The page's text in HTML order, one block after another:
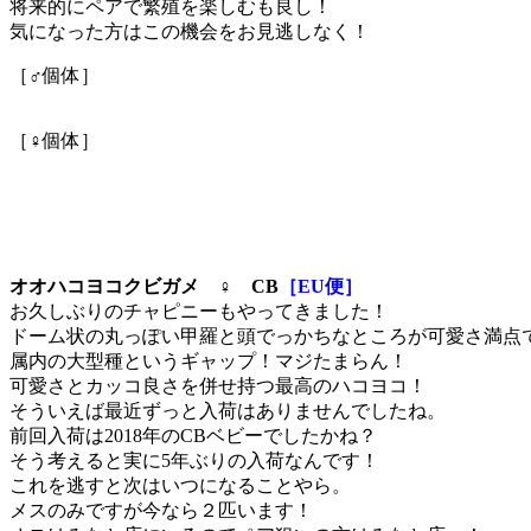
将来的にペアで繁殖を楽しむも良し！
気になった方はこの機会をお見逃しなく！
［♂個体］
［♀個体］
オオハコヨコクビガメ ♀ CB ［EU便］
お久しぶりのチャピニーもやってきました！
ドーム状の丸っぽい甲羅と頭でっかちなところが可愛さ満
属内の大型種というギャップ！マジたまらん！
可愛さとカッコ良さを併せ持つ最高のハコヨコ！
そういえば最近ずっと入荷はありませんでしたね。
前回入荷は2018年のCBベビーでしたかね？
そう考えると実に5年ぶりの入荷なんです！
これを逃すと次はいつになることやら。
メスのみですが今なら２匹います！